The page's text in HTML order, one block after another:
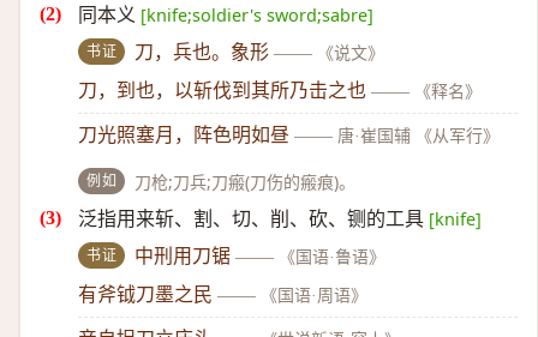
同本义 [knife;soldier's sword;sabre]
书证 刀，兵也。象形 —— 《说文》
刀，到也，以斩伐到其所乃击之也 —— 《释名》
刀光照塞月，阵色明如昼 —— 唐·崔国辅 《从军行》
例如 刀枪;刀兵;刀瘢(刀伤的瘢痕)。
泛指用来斩、割、切、削、砍、铡的工具 [knife]
书证 中刑用刀锯 —— 《国语·鲁语》
有斧钺刀墨之民 —— 《国语·周语》